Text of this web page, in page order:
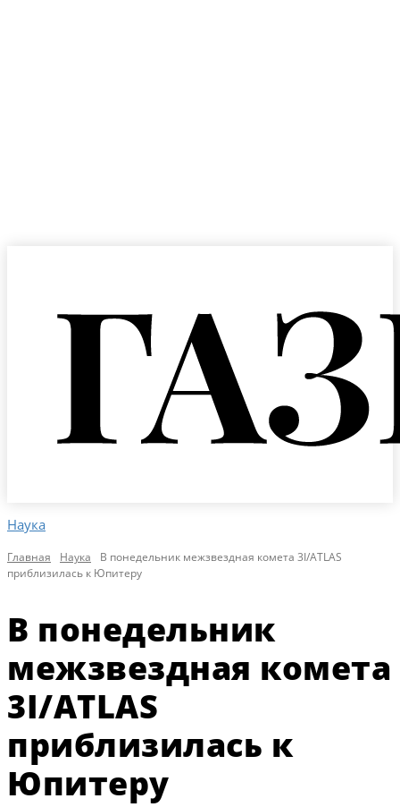
Наука
Главная Наука
В понедельник межзвездная комета 3I/ATLAS
приблизилась к Юпитеру
В понедельник
межзвездная комета
3I/ATLAS
приблизилась к
Юпитеру